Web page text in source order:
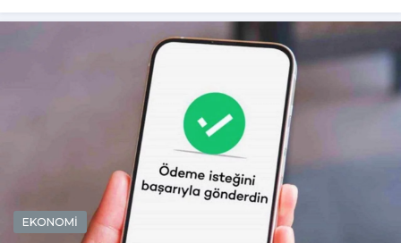
EKONOMİ